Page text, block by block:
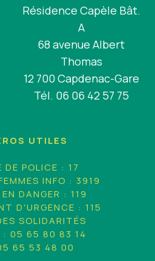
Résidence Capèle Bât.
A
68 avenue Albert
Thomas
12 700 Capdenac-Gare
Tél. 06 06 42 57 75
UTILES
DE POLICE : 17
INFO : 3919
DANGER : 119
D'URGENCE : 115
SOLIDARITÉS
: 05 65 80 83 14
65 53 48 00